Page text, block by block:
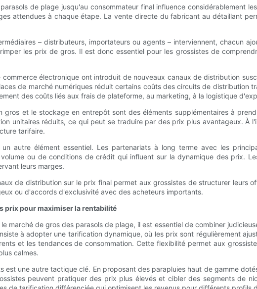
de plage jusqu'au consommateur final influence considérablement
attendues à chaque étape. La vente directe du fabricant au détaillant
– distributeurs, importateurs ou agents – interviennent, chacun
les prix de gros. Il est donc essentiel pour les grossistes de
commerce électronique ont introduit de nouveaux canaux de distribution
de marché numériques réduit certains coûts des circuits de
des coûts liés aux frais de plateforme, au marketing, à la logistique
gros et le stockage en entrepôt sont des éléments supplémentaires à
unitaires réduits, ce qui peut se traduire par des prix plus avantageux. À
tarifaire.
autre élément essentiel. Les partenariats à long terme avec les
ou de conditions de crédit qui influent sur la dynamique des prix.
leurs marges.
de distribution sur le prix final permet aux grossistes de structurer leurs
ou d'accords d'exclusivité avec des acheteurs importants.
prix pour maximiser la rentabilité
marché de gros des parasols de plage, il est essentiel de combiner
à adopter une tarification dynamique, où les prix sont régulièrement
et les tendances de consommation. Cette flexibilité permet aux
calmes.
est une autre tactique clé. En proposant des parapluies haut de gamme
peuvent pratiquer des prix plus élevés et cibler des segments de